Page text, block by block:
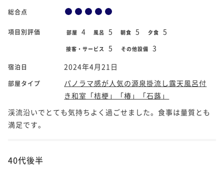
総合点
項目別評価 部屋 4 風呂 5 朝食 5 夕食 5
接客・サービス 5 その他設備 3
宿泊日 2024年4月21日
部屋タイプ
パノラマ感が人気の源泉掛流し露天風呂付
き和室「桔梗」「椿」「石蕗」
渓流沿いでとても気持ちよく過ごせました。食事は量質とも
満足です。
40代後半